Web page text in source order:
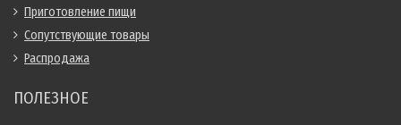
Приготовление пищи
Сопутствующие товары
Распродажа
ПОЛЕЗНОЕ